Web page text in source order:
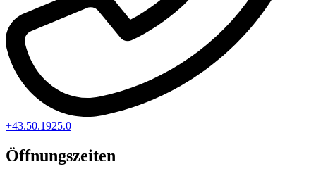
+43.50.1925.0
Öffnungszeiten